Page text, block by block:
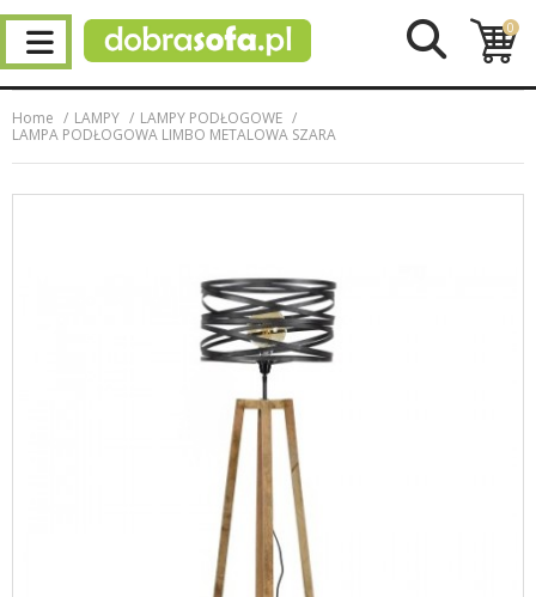
0
Home LAMPY
LAMPY PODŁOGOWE
LAMPA PODŁOGOWA LIMBO METALOWA SZARA